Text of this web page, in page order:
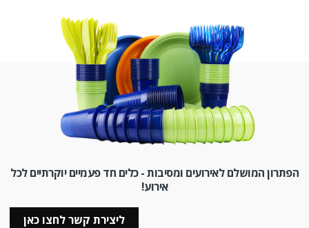
הפתרון המושלם לאירועים ומסיבות - כלים חד פעמיים יוקרתיים לכל
אירוע!
ליצירת קשר לחצו כאן